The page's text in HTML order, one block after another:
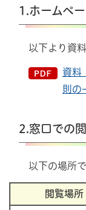
1.ホームペ
以下より資
資料
則の
2.窓口での
以下の場所
閲覧場所